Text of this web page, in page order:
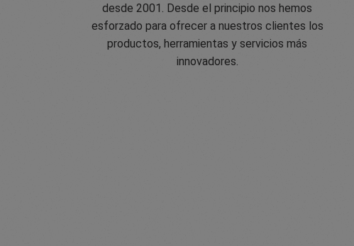
desde 2001. Desde el principio nos hemos
esforzado para ofrecer a nuestros clientes los
productos, herramientas y servicios más
innovadores.